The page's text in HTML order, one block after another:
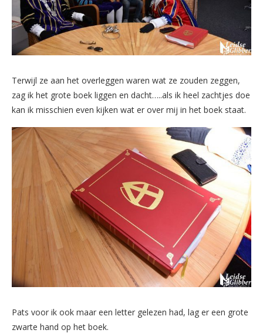
Terwijl ze aan het overleggen waren wat ze zouden zeggen,
zag ik het grote boek liggen en dacht…..als ik heel zachtjes doe
kan ik misschien even kijken wat er over mij in het boek staat.
Pats voor ik ook maar een letter gelezen had, lag er een grote
zwarte hand op het boek.